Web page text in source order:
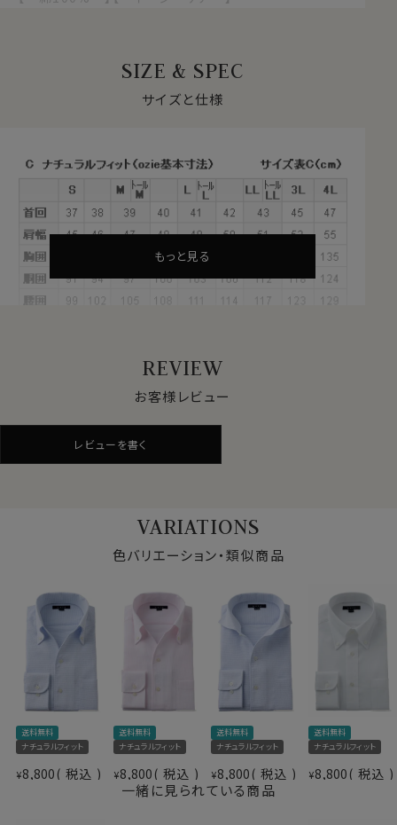
●アイスコットンとは？
綿100％でありながら特殊な技術により身体の熱を吸い
涼感素材には合繊混紡素材が多く用いられますが、この
生地は天然繊維＝綿100％。
もともと吸湿性に優れた綿100％ですが、この生地は糸
そのものに加工を施すのではなく、特殊な技術で撚るこ
とにより、ひんやりタッチを実現。
合繊素材が苦手な方におすすめしたい涼感素材です。
このシャツにはハチス織のアイスコットンを使用。
ワッフルとも呼ばれている凹凸が特徴のハチス織は、汗
をかいたときに肌離れがよく、吸水性に優れた素材。
また若干ですがナチュラルなストレッチ性があり、着心地
がいいのも特徴の一つです。
アイスコットンとハチス織の組み合わせは、最強の涼感素
綿100%は肌触りや見栄えはいいものの、洗濯後のアイ
しかしながら、この生地には綿特有のソフト感や素材感
をいかした上でイージーケア加工を施してあるのでアイ
ロンがけが非常に楽！
アイロンが滑るようにかかり、シワを伸ばしやすくなりま
●衿型について
このシャツは衿と前立ての裏部分がオープンカラーのよ
うに縫い目がなく、1枚の生地でつながって出来ている、
衿開きのいいノーネクタイ専用シャツ＝イタリアンカラ
SIZE & SPEC
サイズと仕様
仕様表
素材
綿100％
プレミアムコットン
イージーケア
アイスコットン
もっと見る
REVIEW
お客様レビュー
レビューを書く
VARIATIONS
色バリエーション・類似商品
送料無料
ナチュラルフィット
¥8,800 税込
送料無料
ナチュラルフィット
¥8,800 税込
送料無料
ナチュラルフィット
¥8,800 税込
送料無料
ナチュラルフィット
¥8,800 税込
一緒に見られている商品